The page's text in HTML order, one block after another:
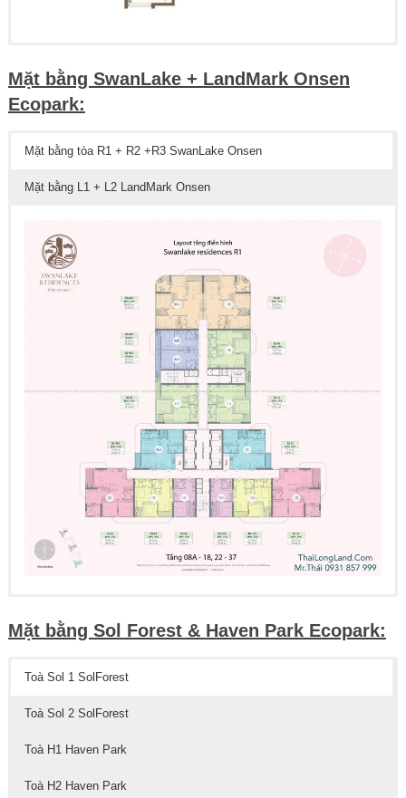
Mặt bằng SwanLake + LandMark Onsen
Ecopark:
Mặt bằng tòa R1 + R2 +R3 SwanLake Onsen
Mặt bằng L1 + L2 LandMark Onsen
Mặt bằng Sol Forest & Haven Park Ecopark:
Toà Sol 1 SolForest
Toà Sol 2 SolForest
Toà H1 Haven Park
Toà H2 Haven Park